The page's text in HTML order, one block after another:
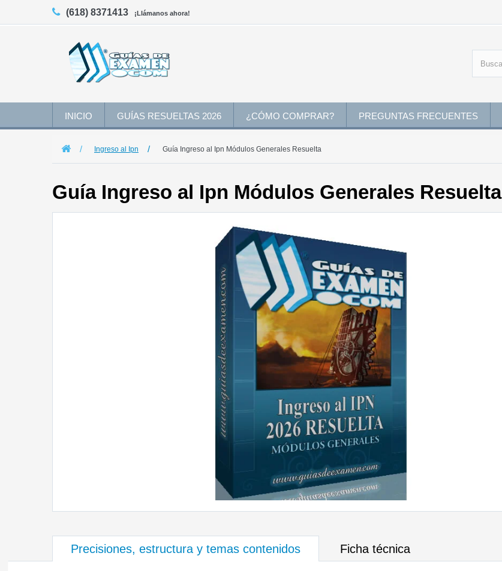
(618) 8371413 ¡Llámanos ahora!
INICIO GUÍAS RESUELTAS 2026 ¿CÓMO COMPRAR? PREGUNTAS FRECUENTES
Ingreso al Ipn Guía Ingreso al Ipn Módulos Generales Resuelta
Guía Ingreso al Ipn Módulos Generales Resuelta
Precisiones, estructura y temas contenidos Ficha técnica